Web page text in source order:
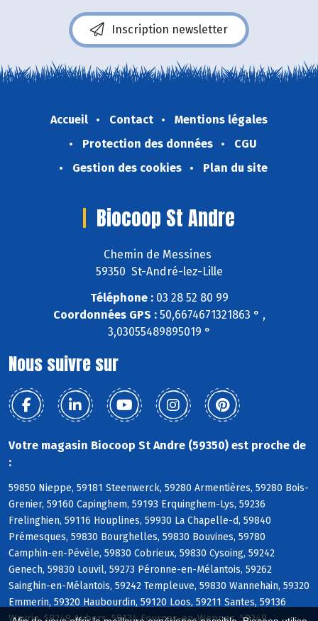
Inscription newsletter
Accueil Contact
Mentions légales
Protection des données
CGU
Gestion des cookies
Plan du site
Biocoop St Andre
Chemin de Messines
59350 St-André-lez-Lille
Téléphone :03 28 52 80 99
Coordonnées GPS :50,6674671321863 ° ,
3,03055489895019 °
Nous suivre sur
Votre magasin Biocoop St Andre (59350) est proche de
:
59850 Nieppe, 59181 Steenwerck, 59280 Armentières, 59280 Bois-
Grenier, 59160 Capinghem, 59193 Erquinghem-Lys, 59236
Frelinghien, 59116 Houplines, 59930 La Chapelle-d, 59840
Prémesques, 59830 Bourghelles, 59830 Bouvines, 59780
Camphin-en-Pévèle, 59830 Cobrieux, 59830 Cysoing, 59242
Genech, 59830 Louvil, 59273 Péronne-en-Mélantois, 59262
Sainghin-en-Mélantois, 59242 Templeuve, 59830 Wannehain, 59320
Emmerin, 59320 Haubourdin, 59120 Loos, 59211 Santes, 59136